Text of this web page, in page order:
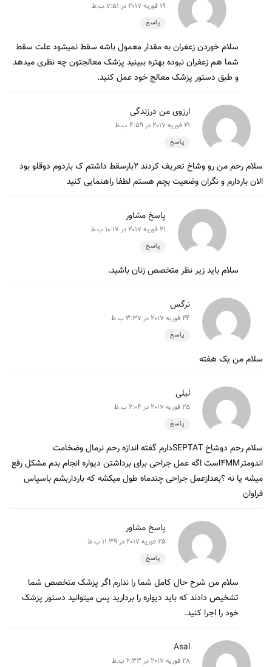
19 فوریه 2017 در 7:51 ب.ظ
پاسخ
سلام خوردن زعفران به مقدار معمول باشه سقط نمیشود علت سقط
شما هم زعفران نبوده بهتره ببینید پزشک معالجتون چه نظری میدهد
و طبق دستور پزشک معالج خود عمل کنید.
ارزوی من درزندگی
21 فوریه 2017 در 4:59 ب.ظ
پاسخ
سلام رحم من رو وشاخ تعریف کردند ۲بارسقط داشتم ک باردوم دوقلو بود
الان باردارم و نگران وضعیت بچم هستم لطفا راهنمایی کنید
پاسخ مشاور
21 فوریه 2017 در 10:17 ب.ظ
پاسخ
سلام باید زیر نظر متخصص زنان باشید.
نرگس
24 فوریه 2017 در 3:37 ب.ظ
پاسخ
سلام من یک هفته
لیلی
25 فوریه 2017 در 2:04 ب.ظ
پاسخ
سلام رحم دوشاخ SEPTATدارم گفته اندازه رحم نرمال وضخامت
اندومتر۴MMاست اگه عمل جراحی برای برداشتن دیواره انجام بدم مشکل رفع
میشه یا نه ؟بعدازعمل جراحی چندماه طول میکشه که بارداربشم باسپاس
فراوان
پاسخ مشاور
25 فوریه 2017 در 11:39 ب.ظ
پاسخ
سلام من شرح حال کامل شما را ندارم اگر پزشک متخصص شما
تشخیص دادند که باید دیواره را بردارید پس میتوانید دستور پزشک
خود را اجرا کنید.
Asal
28 فوریه 2017 در 6:33 ب.ظ